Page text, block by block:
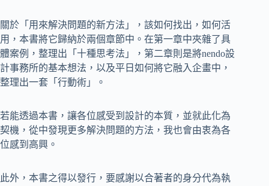
關於「用來解決問題的新方法」，該如何找出，如何活
用，本書將它歸納於兩個章節中。在第一章中夾雜了具
體案例，整理出「十種思考法」，第二章則是將nendo設
計事務所的基本想法，以及平日如何將它融入企畫中，
整理出一套「行動術」。
若能透過本書，讓各位感受到設計的本質，並就此化為
契機，從中發現更多解決問題的方法，我也會由衷為各
位感到高興。
此外，本書之得以發行，要感謝以合著者的身分代為執